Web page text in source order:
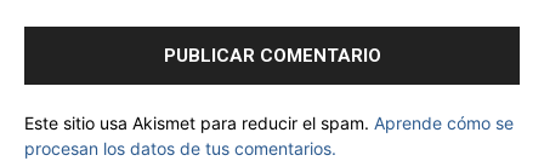
Este sitio usa Akismet para reducir el spam. Aprende cómo se
procesan los datos de tus comentarios.